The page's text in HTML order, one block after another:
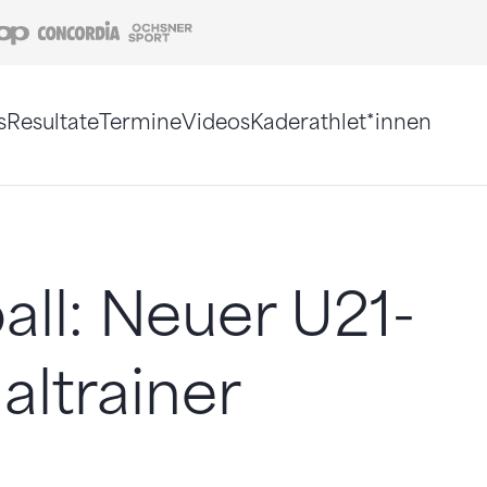
Coop Concordia
ResultateTermineVideosKaderathlet*innen
Neuer U21-